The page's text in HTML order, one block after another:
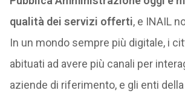
qualità dei servizi offerti, e INAIL
In un mondo sempre più digitale, i
abituati ad avere più canali per
aziende di riferimento, e gli enti della